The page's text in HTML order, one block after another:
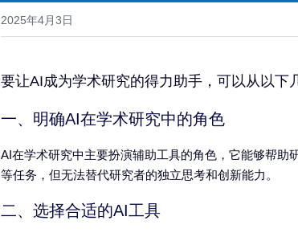
2025年4月3日
要让AI成为学术研究的得力助手，可以从以下
一、明确AI在学术研究中的角色
AI在学术研究中主要扮演辅助工具的角色，它能够帮
等任务，但无法替代研究者的独立思考和创新能力。
二、选择合适的AI工具